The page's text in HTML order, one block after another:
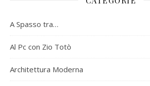
A Spasso tra…
Al Pc con Zio Totò
Architettura Moderna